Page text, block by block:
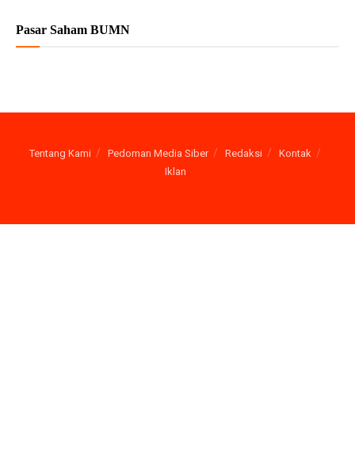
Pasar Saham BUMN
Tentang Kami Pedoman Media Siber Redaksi
Kontak
Iklan